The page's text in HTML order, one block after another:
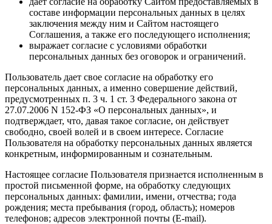
составе информации персональных данных в целях
заключения между ним и Сайтом настоящего
Соглашения, а также его последующего исполнения;
выражает согласие с условиями обработки
персональных данных без оговорок и ограничений.
Пользователь дает свое согласие на обработку его
персональных данных, а именно совершение действий,
предусмотренных п. 3 ч. 1 ст. 3 Федерального закона от
27.07.2006 N 152-ФЗ «О персональных данных», и
подтверждает, что, давая такое согласие, он действует
свободно, своей волей и в своем интересе. Согласие
Пользователя на обработку персональных данных является
конкретным, информированным и сознательным.
Настоящее согласие Пользователя признается исполненным в
простой письменной форме, на обработку следующих
персональных данных: фамилии, имени, отчества; года
рождения; места пребывания (город, область); номеров
телефонов; адресов электронной почты (E-mail).